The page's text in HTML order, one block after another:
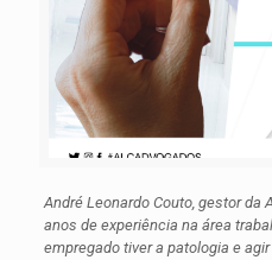
André Leonardo Couto, gestor da
anos de experiência na área
empregado tiver a patologia e